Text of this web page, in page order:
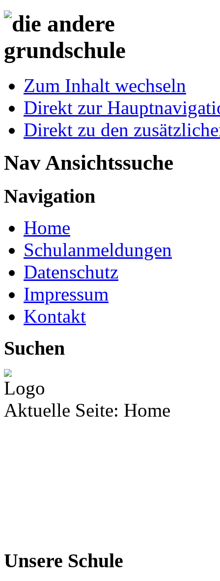
Zum Inhalt wechseln
Direkt zur
Direkt zu den
Nav Ansichtssuche
Navigation
Home
Schulanmeldungen
Datenschutz
Impressum
Kontakt
Suchen
Aktuelle Seite: Home
Unsere Schule